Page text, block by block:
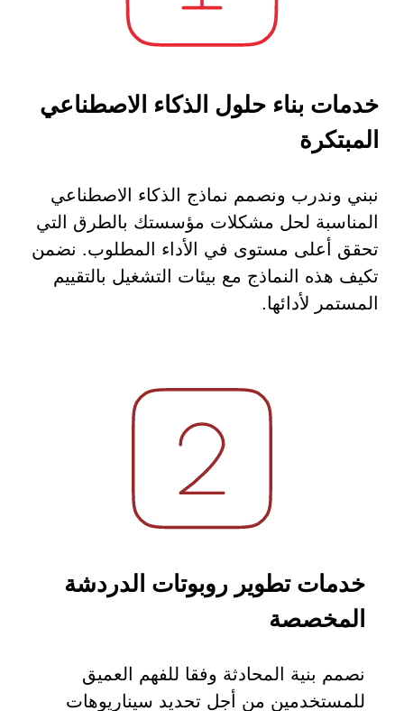
خدمات بناء حلول الذكاء الاصطناعي
المبتكرة
نبني وندرب ونصمم نماذج الذكاء الاصطناعي
المناسبة لحل مشكلات مؤسستك بالطرق التي
تحقق أعلى مستوى في الأداء المطلوب. نضمن
تكيف هذه النماذج مع بيئات التشغيل بالتقييم
المستمر لأدائها.
خدمات تطوير روبوتات الدردشة
المخصصة
نصمم بنية المحادثة وفقا للفهم العميق
للمستخدمين من أجل تحديد سيناريوهات